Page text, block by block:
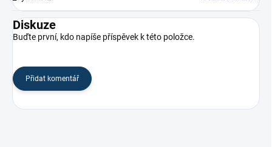
Diskuze
Buďte první, kdo napíše příspěvek k této položce.
Přidat komentář